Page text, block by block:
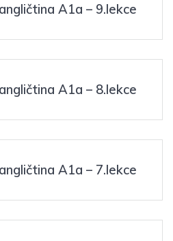
A1a – 9.lekce
A1a – 8.lekce
A1a – 7.lekce